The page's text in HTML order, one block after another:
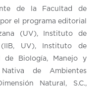
de la Facultad de
el programa editorial
(UV), Instituto de
(IIB, UV), Instituto de
de Biología, Manejo y
de Ambientes
Natural, S.C.,